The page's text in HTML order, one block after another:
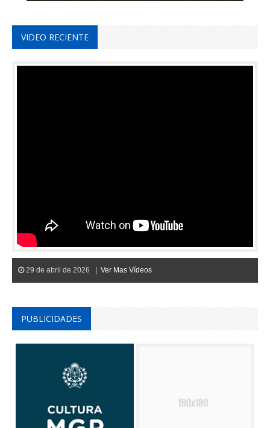
VIDEO RECIENTE
29 de abril de 2026 | Ver Mas Vídeos
PUBLICIDADES